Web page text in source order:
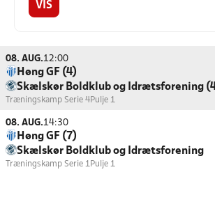
VIS
08. AUG.12:00
Høng GF (4)
Skælskør Boldklub og Idrætsforening
Træningskamp Serie 4Pulje 1
08. AUG.14:30
Høng GF (7)
Skælskør Boldklub og Idrætsforening
Træningskamp Serie 1 Pulje 1